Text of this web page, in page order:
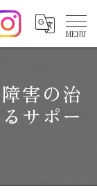
害の治
サポー